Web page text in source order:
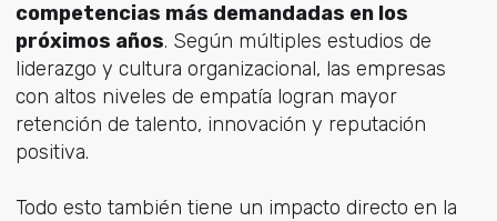
competencias más demandadas en los
próximos años. Según múltiples estudios de
liderazgo y cultura organizacional, las empresas
con altos niveles de empatía logran mayor
retención de talento, innovación y reputación
positiva.
Todo esto también tiene un impacto directo en la